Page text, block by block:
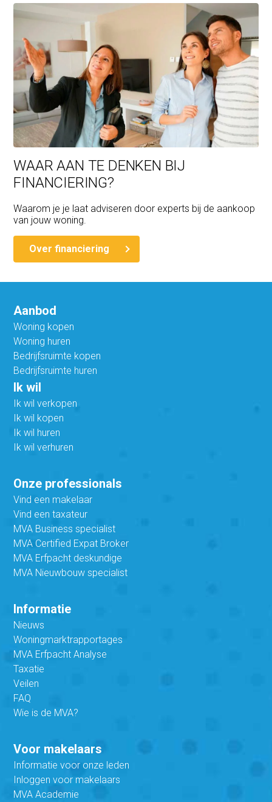
WAAR AAN TE DENKEN BIJ
FINANCIERING?
Waarom je je laat adviseren door experts bij de aankoop
van jouw woning.
Over financiering
Aanbod
Woning kopen
Woning huren
Bedrijfsruimte kopen
Bedrijfsruimte huren
Ik wil
Ik wil verkopen
Ik wil kopen
Ik wil huren
Ik wil verhuren
Onze professionals
Vind een makelaar
Vind een taxateur
MVA Business specialist
MVA Certified Expat Broker
MVA Erfpacht deskundige
MVA Nieuwbouw specialist
Informatie
Nieuws
Woningmarktrapportages
MVA Erfpacht Analyse
Taxatie
Veilen
FAQ
Wie is de MVA?
Voor makelaars
Informatie voor onze leden
Inloggen voor makelaars
MVA Academie